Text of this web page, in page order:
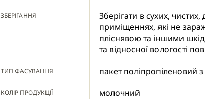
ЗБЕРІГАННЯ
Зберігати в сухих,
приміщеннях, які не
пліснявою та іншими
та відносної вологості
ТИП ФАСУВАННЯ пакет поліпропіленовий
КОЛІР ПРОДУКЦІЇ молочний